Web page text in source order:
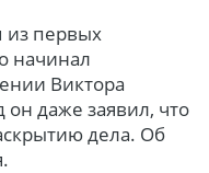
из первых
начинал
Виктора
даже заявил, что
дела. Об